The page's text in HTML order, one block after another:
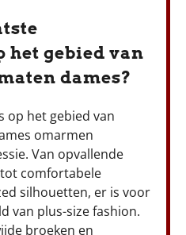
het gebied van
dames?
op het gebied van
omarmen
Van opvallende
comfortabele
silhouetten, er is voor
van plus-size fashion.
broeken en